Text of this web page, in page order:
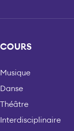
COURS
Musique
Danse
Théâtre
Interdisciplinaire